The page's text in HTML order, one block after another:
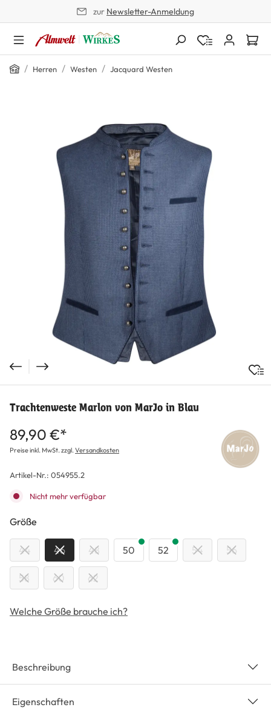
zur Newsletter-Anmeldung
Home
/ Herren / Westen / Jacquard Westen
Trachtenweste Marlon von MarJo in Blau
89,90 €*
Preise inkl. MwSt. zzgl.Versandkosten
Artikel-Nr.: 054955.2
Nicht mehr verfügbar
Größe
44 46 48 50 52 54 56
58 60 62
Welche Größe brauche ich?
Beschreibung
Eigenschaften